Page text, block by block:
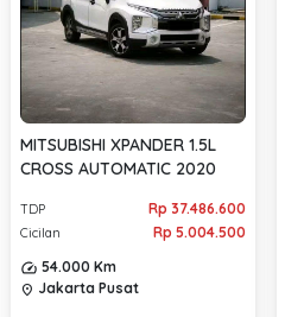
MITSUBISHI XPANDER 1.5L
CROSS AUTOMATIC 2020
TDP Rp 37.486.600
Cicilan
Rp 5.004.500
54.000 Km
location_on Jakarta Pusat